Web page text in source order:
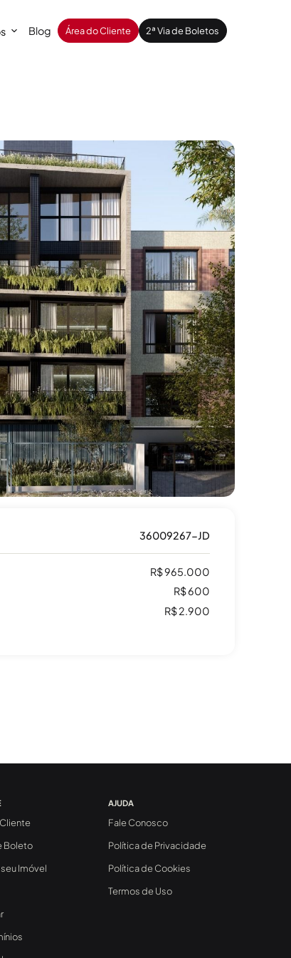
Blog Área do Cliente 2ª Via de Boletos
36009267-JD
R$ 965.000
R$ 600
R$ 2.900
Boleto
Imóvel
AJUDA
Fale Conosco
Política de Privacidade
Política de Cookies
Termos de Uso